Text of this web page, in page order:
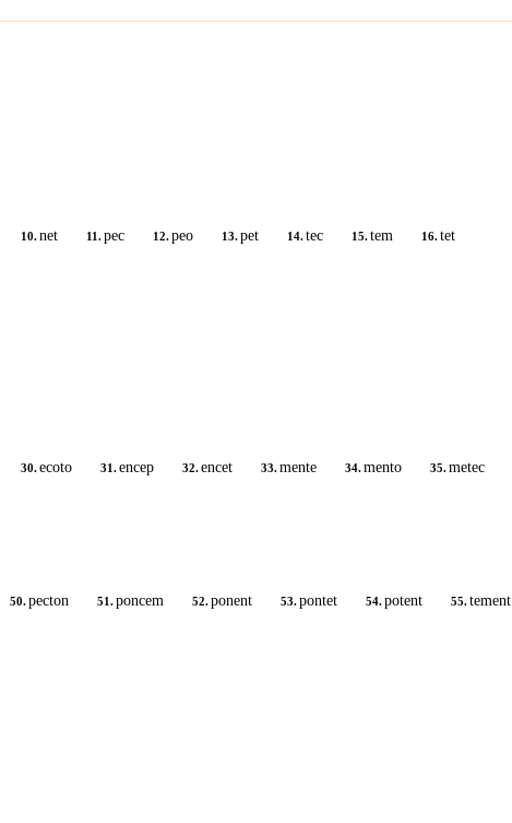
10.net 11.pec 12.peo 13.pet 14.tec 15.tem 16.tet
30.ecoto 31.encep 32.encet 33.mente 34.mento 35.metec
50.pecton 51.poncem 52.ponent 53.pontet 54.potent 55.tement